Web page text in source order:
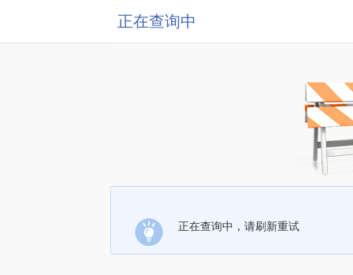
正在查询中
正在查询中，请刷新重试